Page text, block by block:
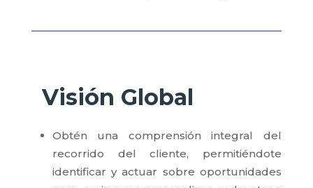
Visión Global
Obtén una comprensión integral del
recorrido del cliente, permitiéndote
identificar y actuar sobre oportunidades